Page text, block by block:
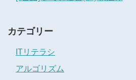
カテゴリー
ITリテラシ
アルゴリズム